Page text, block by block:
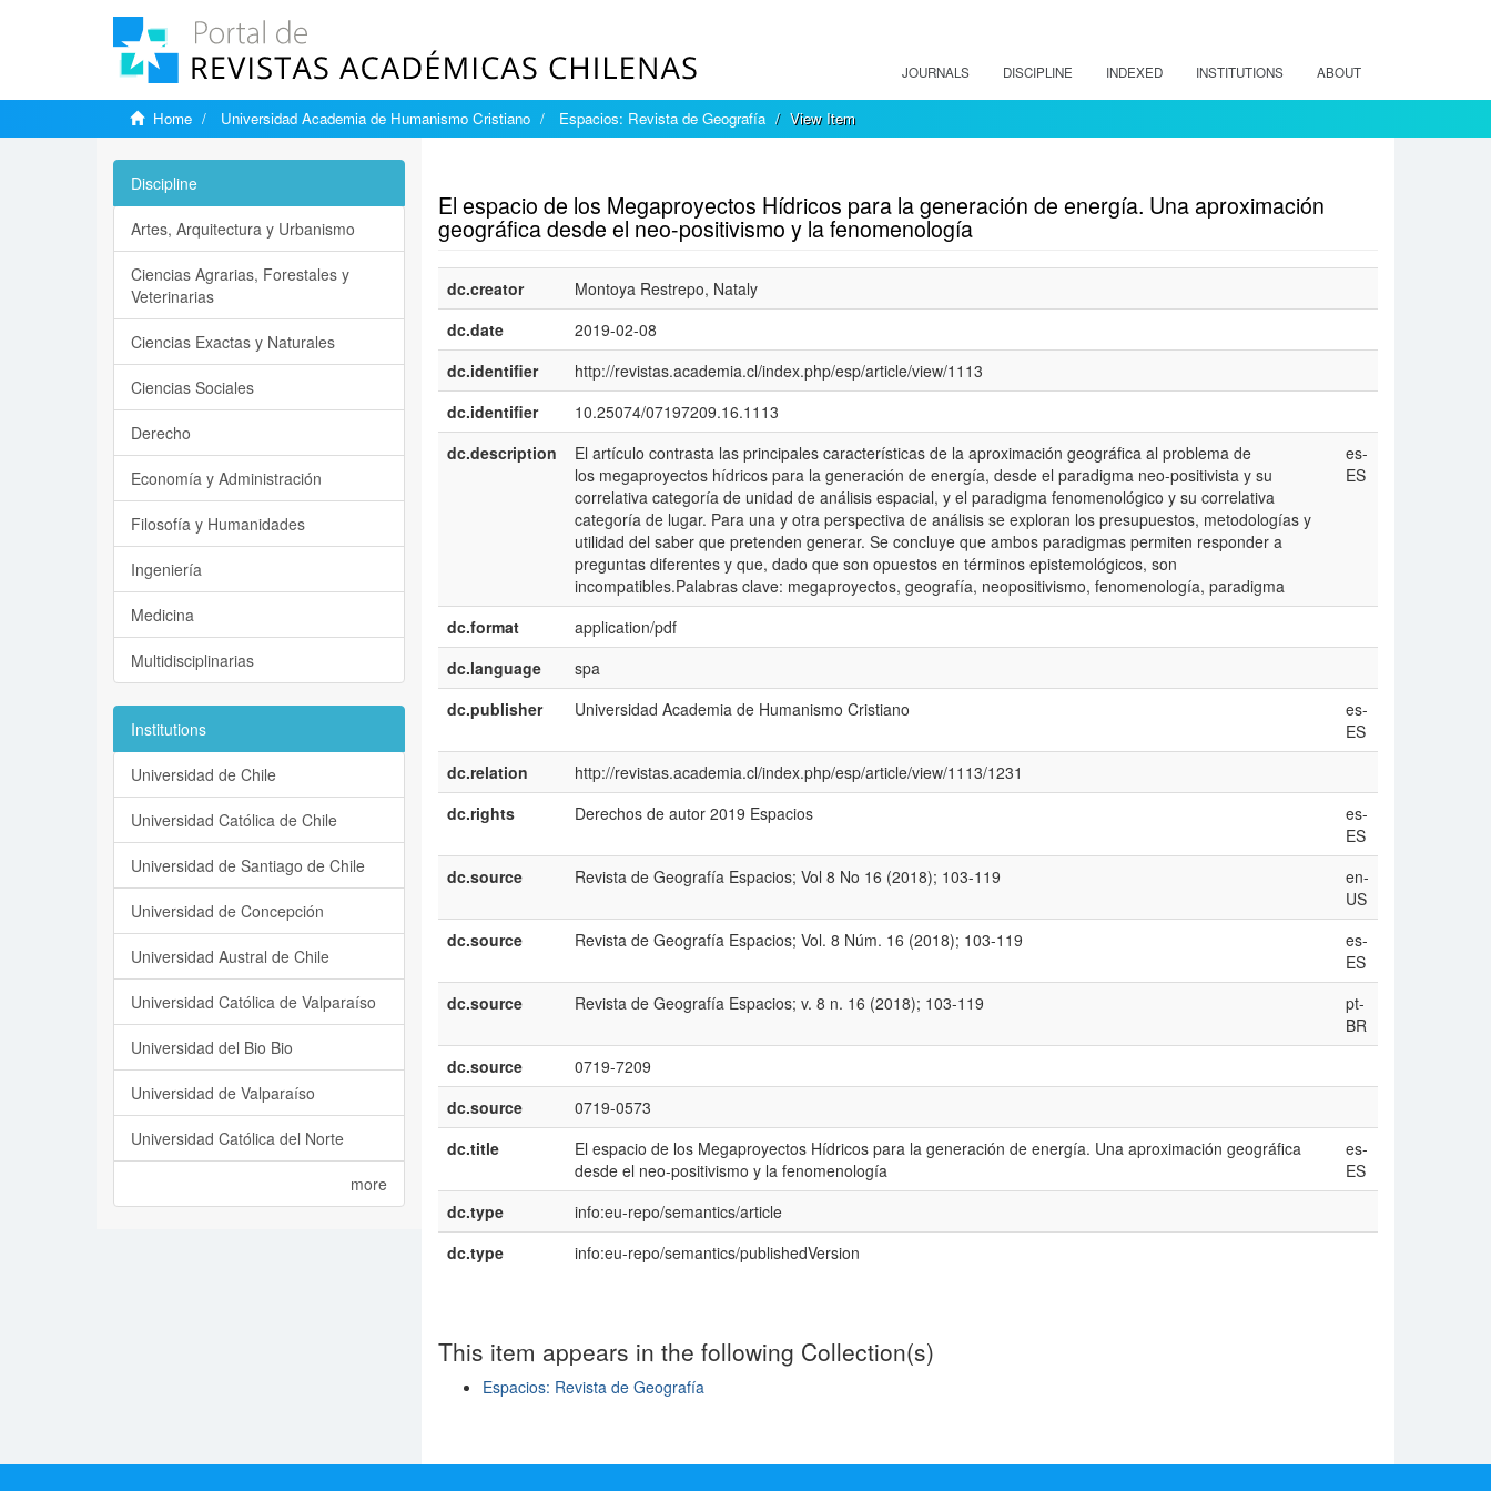
JOURNALS DISCIPLINE INDEXED INSTITUTIONS ABOUT
Home Universidad Academia de Humanismo Cristiano Espacios: Revista de Geografía View Item
El espacio de los Megaproyectos Hídricos para la generación de energía. Una aproximación
geográfica desde el neo-positivismo y la fenomenología
dc.creator
Montoya Restrepo, Nataly
dc.date
2019-02-08
dc.identifier
http://revistas.academia.cl/index.php/esp/article/view/1113
dc.identifier
10.25074/07197209.16.1113
dc.description
El artículo contrasta las principales características de la aproximación geográfica al problema de
los megaproyectos hídricos para la generación de energía, desde el paradigma neo-positivista y su
correlativa categoría de unidad de análisis espacial, y el paradigma fenomenológico y su correlativa
categoría de lugar. Para una y otra perspectiva de análisis se exploran los presupuestos, metodologías y
utilidad del saber que pretenden generar. Se concluye que ambos paradigmas permiten responder a
preguntas diferentes y que, dado que son opuestos en términos epistemológicos, son
incompatibles.Palabras clave: megaproyectos, geografía, neopositivismo, fenomenología, paradigma
es-
ES
dc.format
application/pdf
dc.language
spa
dc.publisher
Universidad Academia de Humanismo Cristiano
es-
ES
dc.relation
http://revistas.academia.cl/index.php/esp/article/view/1113/1231
dc.rights
Derechos de autor 2019 Espacios
es-
ES
dc.source
Revista de Geografía Espacios; Vol 8 No 16 (2018); 103-119
en-
US
dc.source
Revista de Geografía Espacios; Vol. 8 Núm. 16 (2018); 103-119
es-
ES
dc.source
Revista de Geografía Espacios; v. 8 n. 16 (2018); 103-119
pt-
BR
dc.source
0719-7209
dc.source
0719-0573
dc.title
El espacio de los Megaproyectos Hídricos para la generación de energía. Una aproximación geográfica
desde el neo-positivismo y la fenomenología
es-
ES
dc.type
info:eu-repo/semantics/article
dc.type
info:eu-repo/semantics/publishedVersion
This item appears in the following Collection(s)
Espacios: Revista de Geografía
Discipline
Artes, Arquitectura y Urbanismo
Ciencias Agrarias, Forestales y
Veterinarias
Ciencias Exactas y Naturales
Ciencias Sociales
Derecho
Economía y Administración
Filosofía y Humanidades
Ingeniería
Medicina
Multidisciplinarias
Institutions
Universidad de Chile
Universidad Católica de Chile
Universidad de Santiago de Chile
Universidad de Concepción
Universidad Austral de Chile
Universidad Católica de Valparaíso
Universidad del Bio Bio
Universidad de Valparaíso
Universidad Católica del Norte
more